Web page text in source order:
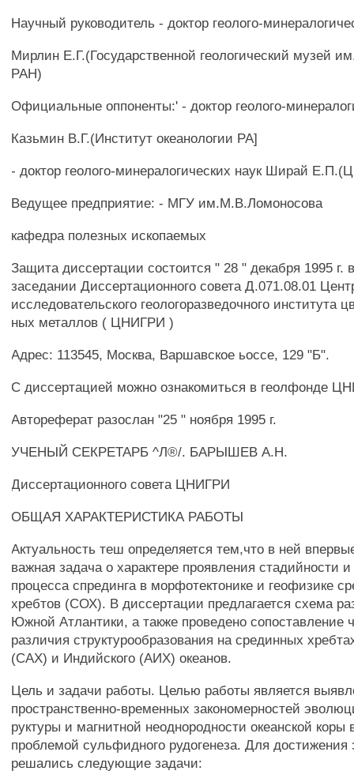
Научный руководитель - доктор геолого-
Мирлин Е.Г.(Государственной геологический музей
РАН)
Официальные оппоненты:' - доктор геолого-
Казьмин В.Г.(Институт океанологии РА]
- доктор геолого-минералогических наук Ширай
Ведущее предприятие: - МГУ им.М.В.Ломоносова
кафедра полезных ископаемых
Защита диссертации состоится " 28 " декабря 1995 г.
заседании Диссертационного совета Д.071.08.01
исследовательского геологоразведочного института
ных металлов ( ЦНИГРИ )
Адрес: 113545, Москва, Варшавское ьоссе, 129 "Б".
С диссертацией можно ознакомиться в геолфонде
Автореферат разослан "25 " ноября 1995 г.
УЧЕНЫЙ СЕКРЕТАРБ ^Л®/. БАРЫШЕВ А.Н.
Диссертационного совета ЦНИГРИ
ОБЩАЯ ХАРАКТЕРИСТИКА РАБОТЫ
Актуальность теш определяется тем,что в ней
важная задача о характере проявления стадийности
процесса спрединга в морфотектонике и геофизике
хребтов (СОХ). В диссертации предлагается схема
Южной Атлантики, а также проведено сопоставление
различия структурообразования на срединных
(САХ) и Индийского (АИХ) океанов.
Цель и задачи работы. Целью работы является
пространственно-временных закономерностей
руктуры и магнитной неоднородности океанской коры
проблемой сульфидного рудогенеза. Для достижения
решались следующие задачи: